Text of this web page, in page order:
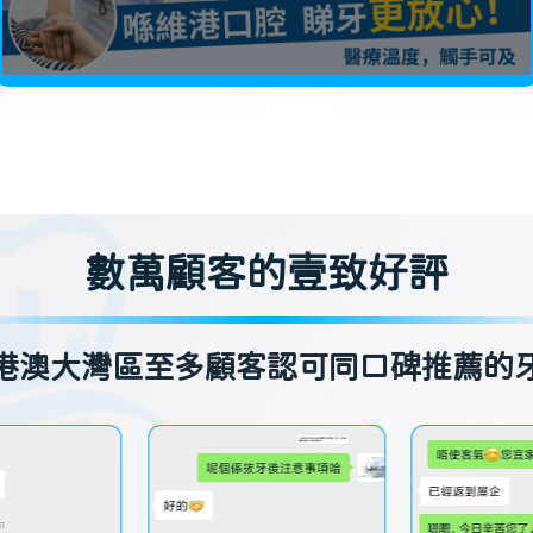
數萬顧客的壹致好評
澳大灣區至多顧客認可同口碑推薦的